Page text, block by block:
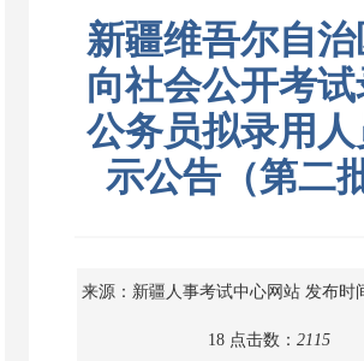
新疆维吾尔自
向社会公开考试
公务员拟录用
示公告（第二批
来源：新疆人事考试中心网站 发布时
18 点击数： 2115